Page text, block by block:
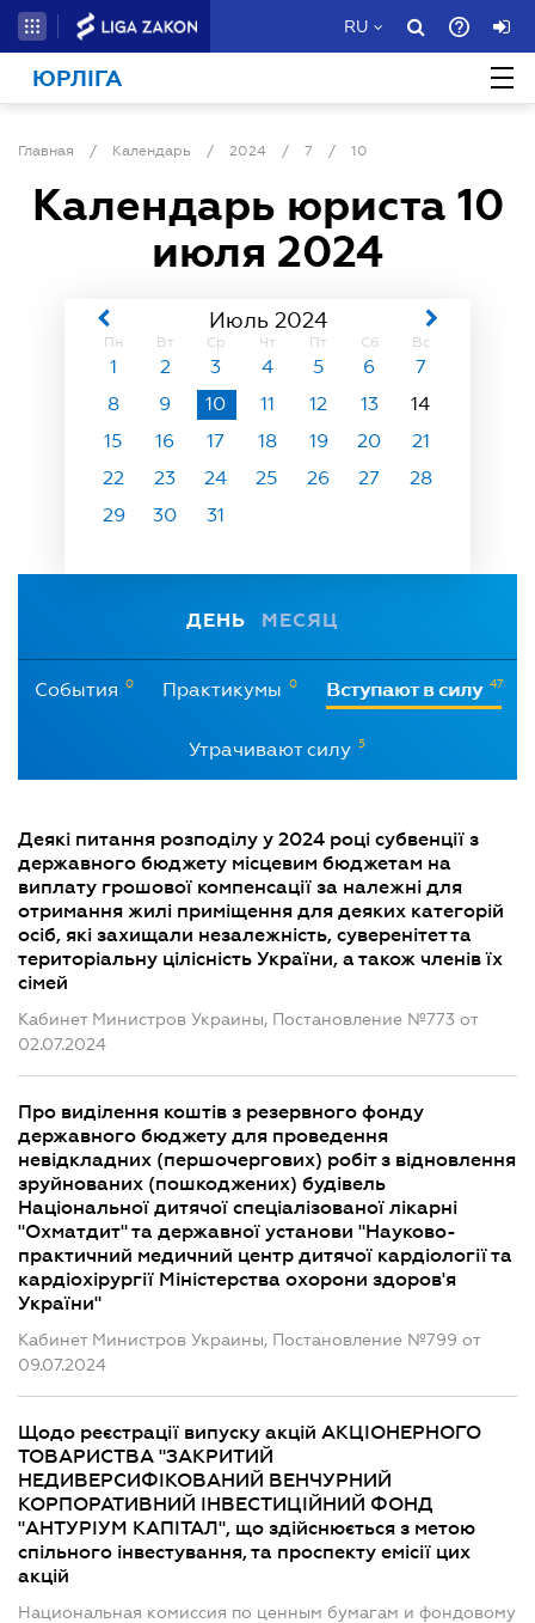
RU
ЮРЛІГА
Главная / Календарь / 2024 / 7 / 10
Календарь юриста 10
июля 2024
Июль 2024
Пн Вт Ср Чт Пт Сб Вс
1 2 3 4 5 6
7
8
9 10 11 12 13
14
15
16 17 18 19 20
21
22
23 24 25 26 27
28
29
30 31
ДЕНЬ МЕСЯЦ
События 0 Практикумы 0 Вступают в силу 47
Утрачивают силу 5
Деякі питання розподілу у 2024 році субвенції з
державного бюджету місцевим бюджетам на
виплату грошової компенсації за належні для
отримання жилі приміщення для деяких категорій
осіб, які захищали незалежність, суверенітет та
територіальну цілісність України, а також членів їх
сімей
Кабинет Министров Украины, Постановление №773 от
02.07.2024
Про виділення коштів з резервного фонду
державного бюджету для проведення
невідкладних (першочергових) робіт з відновлення
зруйнованих (пошкоджених) будівель
Національної дитячої спеціалізованої лікарні
"Охматдит" та державної установи "Науково-
практичний медичний центр дитячої кардіології та
кардіохірургії Міністерства охорони здоров'я
України"
Кабинет Министров Украины, Постановление №799 от
09.07.2024
Щодо реєстрації випуску акцій АКЦІОНЕРНОГО
ТОВАРИСТВА "ЗАКРИТИЙ
НЕДИВЕРСИФІКОВАНИЙ ВЕНЧУРНИЙ
КОРПОРАТИВНИЙ ІНВЕСТИЦІЙНИЙ ФОНД
"АНТУРІУМ КАПІТАЛ", що здійснюється з метою
спільного інвестування, та проспекту емісії цих
акцій
Национальная комиссия по ценным бумагам и фондовому